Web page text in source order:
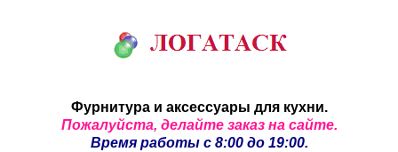
Фурнитура и аксессуары для кухни.
Пожалуйста, делайте заказ на сайте.
Время работы с 8:00 до 19:00.